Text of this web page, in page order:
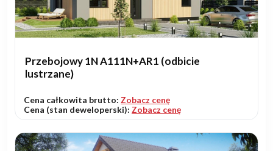
Przebojowy 1N A111N+AR1 (odbicie
lustrzane)
Cena całkowita brutto: Zobacz cenę
Cena (stan deweloperski): Zobacz cenę